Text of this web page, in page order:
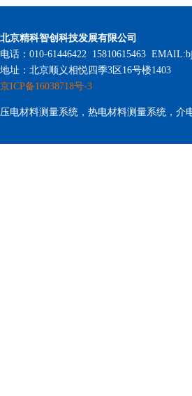
北京精科智创科技发展有限公司
电话：010-61446422 15810615463
地址：北京顺义相悦四季3区16号楼1403
京ICP备16038718号-3
压电材料测量系统，热电材料测量系统，